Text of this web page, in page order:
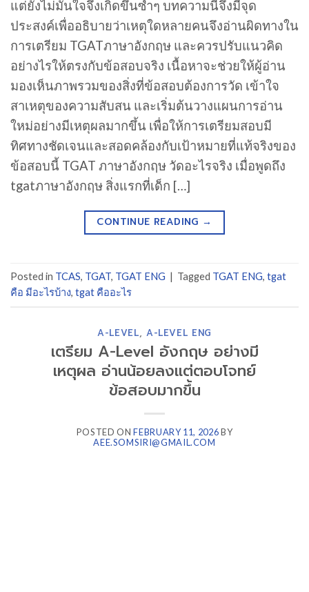
แต่ยังไม่มั่นใจจึงเกิดขึ้นซ้ำๆ บทความนี้จึงมีจุด
ประสงค์เพื่ออธิบายว่าเหตุใดหลายคนจึงอ่านผิดทางใน
การเตรียม TGATภาษาอังกฤษ และควรปรับแนวคิด
อย่างไรให้ตรงกับข้อสอบจริง เนื้อหาจะช่วยให้ผู้อ่าน
มองเห็นภาพรวมของสิ่งที่ข้อสอบต้องการวัด เข้าใจ
สาเหตุของความสับสน และเริ่มต้นวางแผนการอ่าน
ใหม่อย่างมีเหตุผลมากขึ้น เพื่อให้การเตรียมสอบมี
ทิศทางชัดเจนและสอดคล้องกับเป้าหมายที่แท้จริงของ
ข้อสอบนี้ TGAT ภาษาอังกฤษ วัดอะไรจริง เมื่อพูดถึง
tgatภาษาอังกฤษ สิ่งแรกที่เด็ก […]
CONTINUE READING →
Posted in TCAS, TGAT, TGAT ENG | Tagged TGAT ENG, tgat
คือ มีอะไรบ้าง, tgat คืออะไร
A-LEVEL, A-LEVEL ENG
เตรียม A-Level อังกฤษ อย่างมี
เหตุผล อ่านน้อยลงแต่ตอบโจทย์
ข้อสอบมากขึ้น
POSTED ONFEBRUARY 11, 2026BY
AEE.SOMSIRI@GMAIL.COM